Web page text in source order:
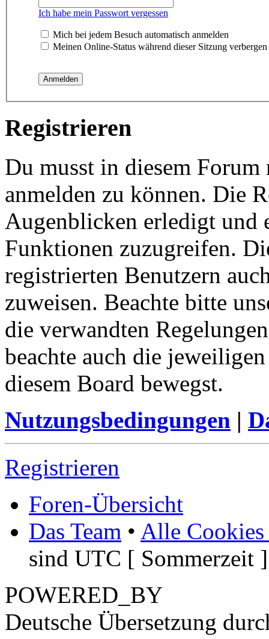
Ich habe mein Passwort vergessen
Mich bei jedem Besuch automatisch anmelden
Meinen Online-Status während dieser Sitzung verbergen
Registrieren
Du musst in diesem
anmelden zu können. Die
Augenblicken erledigt und
Funktionen zuzugreifen.
registrierten Benutzern
zuweisen. Beachte bitte
die verwandten
beachte auch die
diesem Board bewegst.
Nutzungsbedingungen |
Registrieren
Foren-Übersicht
Das Team • Alle Cookies
sind UTC [ Sommerzeit ]
POWERED_BY
Deutsche Übersetzung